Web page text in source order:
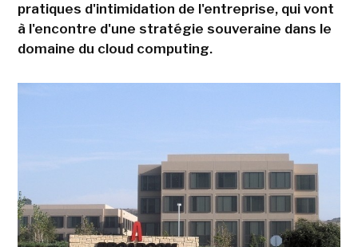
pratiques d'intimidation de l'entreprise, qui vont
à l'encontre d'une stratégie souveraine dans le
domaine du cloud computing.